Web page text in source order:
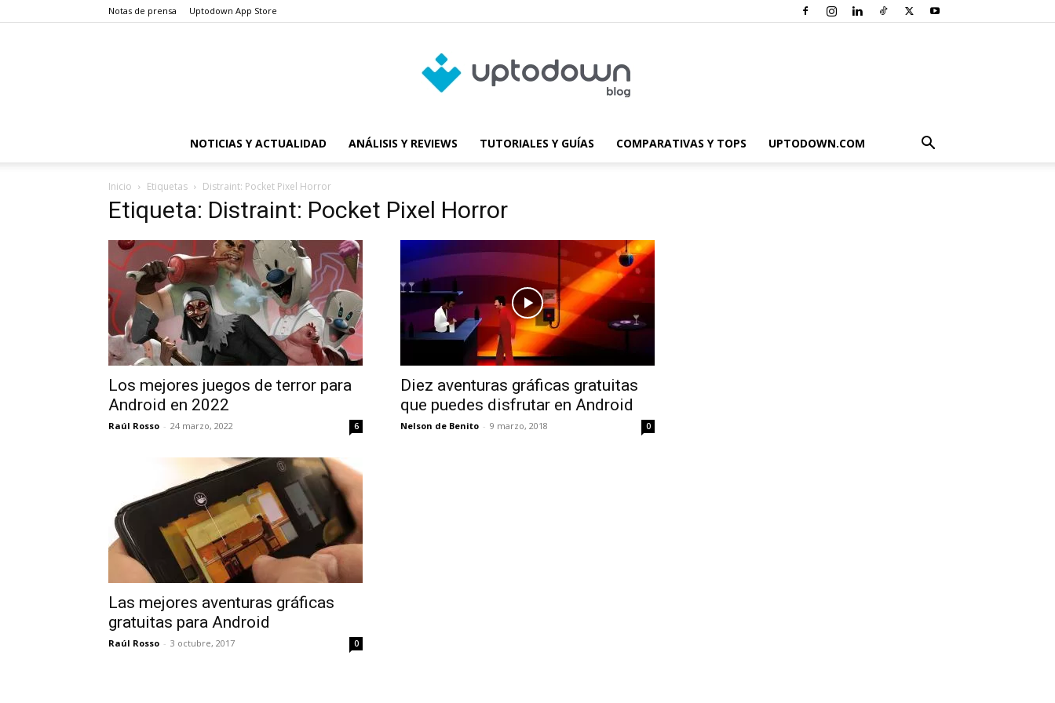
Notas de prensa Uptodown App Store
Uptodown
NOTICIAS Y ACTUALIDAD ANÁLISIS Y REVIEWS TUTORIALES Y GUÍAS COMPARATIVAS Y TOPS UPTODOWN.COM
Inicio Etiquetas Distraint: Pocket Pixel Horror
Etiqueta: Distraint: Pocket Pixel Horror
Los mejores juegos de terror para
Android en 2022
Raúl Rosso - 24 marzo, 2022 6
Diez aventuras gráficas gratuitas
que puedes disfrutar en Android
Nelson de Benito - 9 marzo, 2018 0
Las mejores aventuras gráficas
gratuitas para Android
Raúl Rosso - 3 octubre, 2017 0